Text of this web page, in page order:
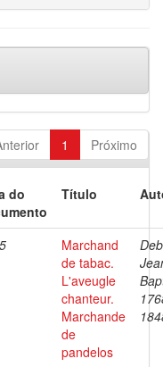
1 Próximo
do
Título
Marchand
de tabac.
L'aveugle
chanteur.
Marchande
de
pandelos